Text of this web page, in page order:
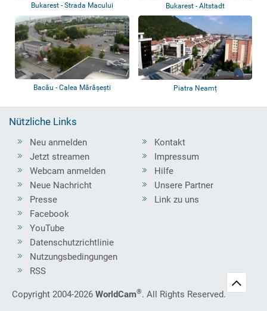
Bukarest - Strada Macului Bukarest - Altstadt
Bacău - Calea Mărășești Piatra Neamț
Nützliche Links
Neu anmelden
Jetzt streamen
Webcam anmelden
Neue Nachricht
Presse
Kontakt
Impressum
Hilfe
Unsere Partner
Link zu uns
Facebook
YouTube
Datenschutzrichtlinie
Nutzungsbedingungen
RSS
Copyright 2004-2026 WorldCam®. All Rights Reserved.